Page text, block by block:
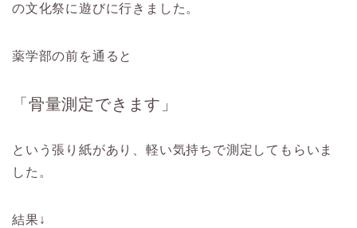
の文化祭に遊びに行きました。
薬学部の前を通ると
「骨量測定できます」
という張り紙があり、軽い気持ちで測定してもらいま
した。
結果↓